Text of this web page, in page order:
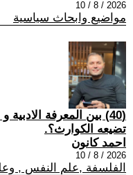
2026 / 8 / 10
مواضيع وابحاث سياسية
(40) بين المعرفة
تضيعه الكوارث؟.
احمد كانون
2026 / 8 / 10
الفلسفة ,علم النفس ,